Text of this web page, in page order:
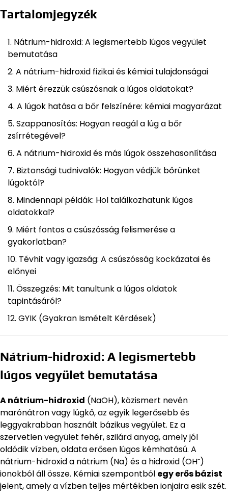
Tartalomjegyzék
Nátrium-hidroxid: A legismertebb lúgos vegyület
bemutatása
A nátrium-hidroxid fizikai és kémiai tulajdonságai
Miért érezzük csúszósnak a lúgos oldatokat?
A lúgok hatása a bőr felszínére: kémiai magyarázat
Szappanosítás: Hogyan reagál a lúg a bőr
zsírrétegével?
A nátrium-hidroxid és más lúgok összehasonlítása
Biztonsági tudnivalók: Hogyan védjük bőrünket
lúgoktól?
Mindennapi példák: Hol találkozhatunk lúgos
oldatokkal?
Miért fontos a csúszósság felismerése a
gyakorlatban?
Tévhit vagy igazság: A csúszósság kockázatai és
előnyei
Összegzés: Mit tanultunk a lúgos oldatok
tapintásáról?
GYIK (Gyakran Ismételt Kérdések)
Nátrium-hidroxid: A legismertebb
lúgos vegyület bemutatása
A nátrium-hidroxid (NaOH), közismert nevén
marónátron vagy lúgkő, az egyik legerősebb és
leggyakrabban használt bázikus vegyület. Ez a
szervetlen vegyület fehér, szilárd anyag, amely jól
oldódik vízben, oldata erősen lúgos kémhatású. A
nátrium-hidroxid a nátrium (Na) és a hidroxid (OH⁻)
ionokból áll össze. Kémiai szempontból egy erős bázist
jelent, amely a vízben teljes mértékben ionjaira esik szét.